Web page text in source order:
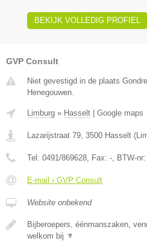
BEKIJK VOLLEDIG PROFIEL
GVP Consult
Niet gevestigd in de plaats
Henegouwen.
Limburg » Hasselt | Google maps
Lazarijstraat 79 3500 Hasselt (
Tel: 0491/869628 , Fax: - , BTW-nr:
E-mail › GVP Consult
Website onbekend
Bijberoepers, éénmanszaken,
welkom bij ▼